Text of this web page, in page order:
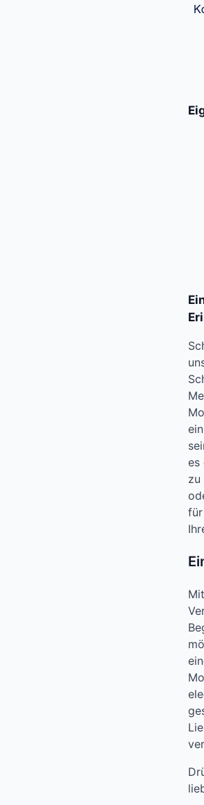
es
zu